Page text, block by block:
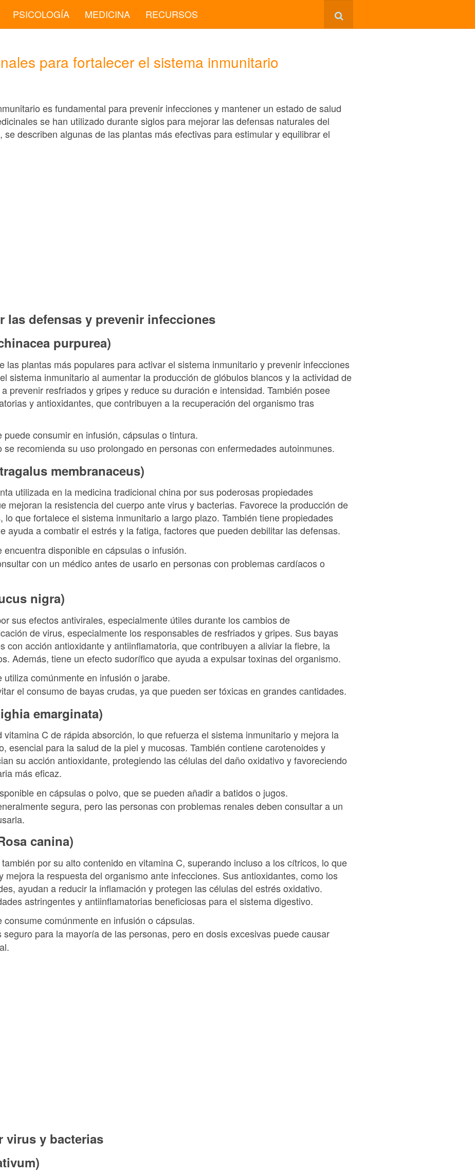
PSICOLOGÍA MEDICINA RECURSOS
para fortalecer el sistema inmunitario
es fundamental para prevenir infecciones y mantener un estado de salud
se han utilizado durante siglos para mejorar las defensas naturales del
se describen algunas de las plantas más efectivas para estimular y equilibrar el
las defensas y prevenir infecciones
purpurea)
las plantas más populares para activar el sistema inmunitario y prevenir infecciones
sistema inmunitario al aumentar la producción de glóbulos blancos y la actividad de
prevenir resfriados y gripes y reduce su duración e intensidad. También posee
y antioxidantes, que contribuyen a la recuperación del organismo tras
puede consumir en infusión, cápsulas o tintura.
se recomienda su uso prolongado en personas con enfermedades autoinmunes.
membranaceus)
utilizada en la medicina tradicional china por sus poderosas propiedades
mejoran la resistencia del cuerpo ante virus y bacterias. Favorece la producción de
lo que fortalece el sistema inmunitario a largo plazo. También tiene propiedades
ayuda a combatir el estrés y la fatiga, factores que pueden debilitar las defensas.
encuentra disponible en cápsulas o infusión.
con un médico antes de usarlo en personas con problemas cardíacos o
nigra)
sus efectos antivirales, especialmente útiles durante los cambios de
de virus, especialmente los responsables de resfriados y gripes. Sus bayas
con acción antioxidante y antiinflamatoria, que contribuyen a aliviar la fiebre, la
Además, tiene un efecto sudorífico que ayuda a expulsar toxinas del organismo.
utiliza comúnmente en infusión o jarabe.
el consumo de bayas crudas, ya que pueden ser tóxicas en grandes cantidades.
emarginata)
vitamina C de rápida absorción, lo que refuerza el sistema inmunitario y mejora la
esencial para la salud de la piel y mucosas. También contiene carotenoides y
su acción antioxidante, protegiendo las células del daño oxidativo y favoreciendo
más eficaz.
en cápsulas o polvo, que se pueden añadir a batidos o jugos.
segura, pero las personas con problemas renales deben consultar a un
canina)
por su alto contenido en vitamina C, superando incluso a los cítricos, lo que
mejora la respuesta del organismo ante infecciones. Sus antioxidantes, como los
ayudan a reducir la inflamación y protegen las células del estrés oxidativo.
astringentes y antiinflamatorias beneficiosas para el sistema digestivo.
consume comúnmente en infusión o cápsulas.
seguro para la mayoría de las personas, pero en dosis excesivas puede causar
virus y bacterias